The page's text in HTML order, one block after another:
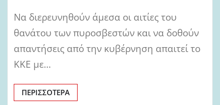
Να διερευνηθούν άμεσα οι αιτίες του
θανάτου των πυροσβεστών και να δοθούν
απαντήσεις από την κυβέρνηση απαιτεί το
ΚΚΕ με…
ΠΕΡΙΣΣΌΤΕΡΑ